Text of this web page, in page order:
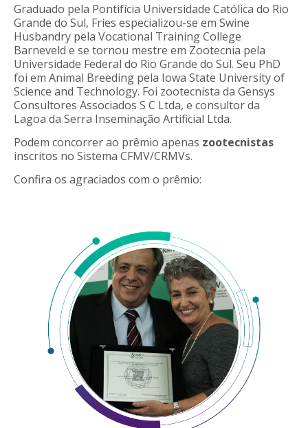
Graduado pela Pontifícia Universidade Católica do Rio
Grande do Sul, Fries especializou-se em Swine
Husbandry pela Vocational Training College
Barneveld e se tornou mestre em Zootecnia pela
Universidade Federal do Rio Grande do Sul. Seu PhD
foi em Animal Breeding pela Iowa State University of
Science and Technology. Foi zootecnista da Gensys
Consultores Associados S C Ltda, e consultor da
Lagoa da Serra Inseminação Artificial Ltda.
Podem concorrer ao prêmio apenas zootecnistas
inscritos no Sistema CFMV/CRMVs.
Confira os agraciados com o prêmio: